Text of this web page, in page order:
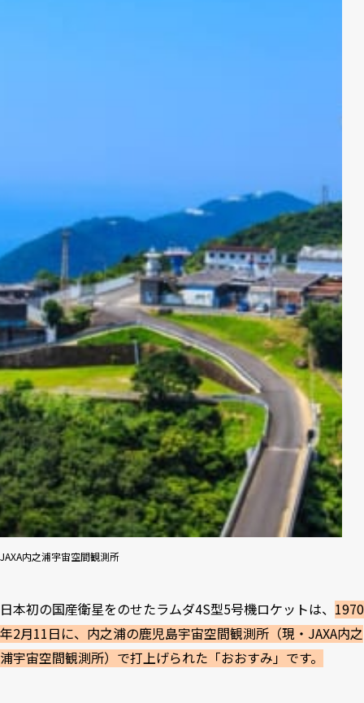
JAXA内之浦宇宙空間観測所
日本初の国産衛星をのせたラムダ4S型5号機ロケットは、 1970
年2月11日に、内之浦の鹿児島宇宙空間観測所（現・JAXA内之
浦宇宙空間観測所）で打上げられた「おおすみ」です。